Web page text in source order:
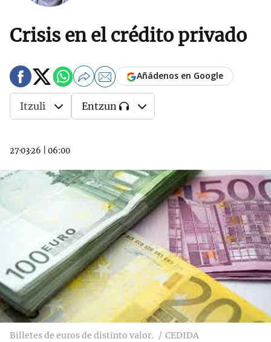
Crisis en el crédito privado
27·03·26 06:00
Añádenos en Google
Itzuli Entzun
Billetes de euros de distinto valor. CEDIDA